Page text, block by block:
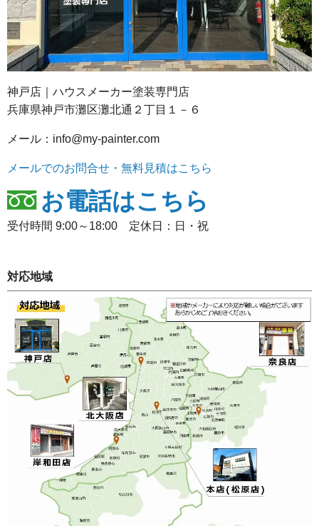
神戸店｜ハウスメーカー塗装専門店
兵庫県神戸市灘区灘北通２丁目１－６
メール：info@my-painter.com
メールでのお問合せ・無料見積はこちら
お電話はこちら
受付時間 9:00～18:00 定休日：日・祝
対応地域